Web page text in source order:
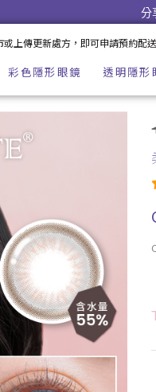
鏡 | imeime 隱形眼鏡美分
上傳更新處方，即可申請預約配
彩色隱形眼鏡 透明隱形